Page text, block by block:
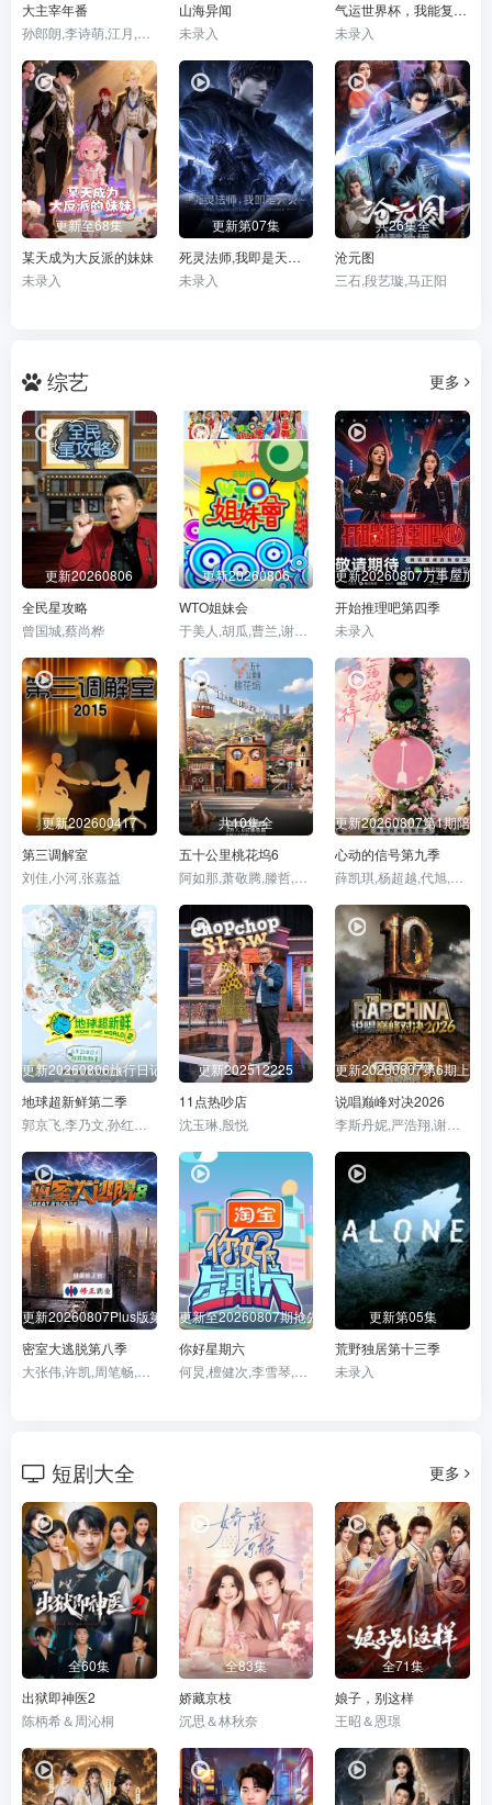
大主宰年番
山海异闻
未录入
气运世界杯，我能复制所有球星技能
未录入
更新至68集
某天成为大反派的妹妹
未录入
更新第07集
死灵法师,我即是天灾(2026)
未录入
共26集全
沧元图
三石,段艺璇,马正阳
综艺 更多
更新20260806
全民星攻略
曾国城,蔡尚桦
更新20260806
WTO姐妹会
于美人,胡瓜,曹兰,谢哲青,高伊玲,钟欣愉
更新20260807万事屋加
开始推理吧第四季
未录入
更新202600417
第三调解室
刘佳,小河,张嘉益
共10集全
五十公里桃花坞6
更新20260807第1期陪看
心动的信号第九季
更新20260806旅行日记第6期
地球超新鲜第二季
更新202512225
11点热吵店
沈玉琳,殷悦
更新20260807第6期上巅
说唱巅峰对决2026
更新20260807Plus版第3期
密室大逃脱第八季
更新至20260807期抢先逛
你好星期六
更新第05集
荒野独居第十三季
未录入
短剧大全 更多
全60集
出狱即神医2
陈柄希＆周沁桐
全83集
娇藏京枝
沉思＆林秋奈
全71集
娘子，别这样
王昭＆恩璟